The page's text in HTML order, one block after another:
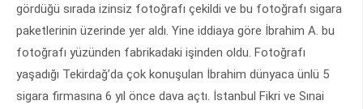
gördüğü sırada izinsiz fotoğrafı çekildi ve bu fotoğrafı sigara
paketlerinin üzerinde yer aldı. Yine iddiaya göre İbrahim A. bu
fotoğrafı yüzünden fabrikadaki işinden oldu. Fotoğrafı
yaşadığı Tekirdağ’da çok konuşulan İbrahim dünyaca ünlü 5
sigara firmasına 6 yıl önce dava açtı. İstanbul Fikri ve Sınai